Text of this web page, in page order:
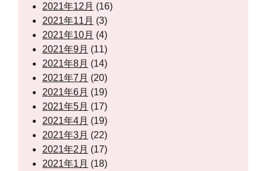
2021年12月 (16)
2021年11月 (3)
2021年10月 (4)
2021年9月 (11)
2021年8月 (14)
2021年7月 (20)
2021年6月 (19)
2021年5月 (17)
2021年4月 (19)
2021年3月 (22)
2021年2月 (17)
2021年1月 (18)